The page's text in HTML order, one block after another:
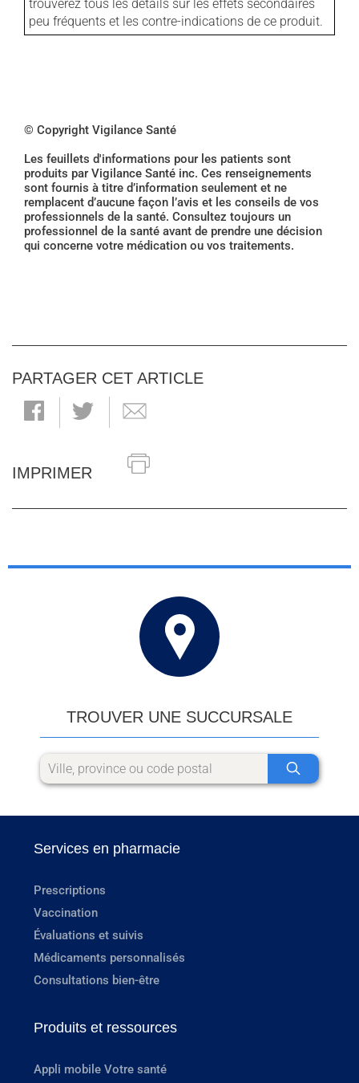
trouverez tous les détails sur les effets secondaires
peu fréquents et les contre-indications de ce produit.
© Copyright Vigilance Santé
Les feuillets d'informations pour les patients sont
produits par Vigilance Santé inc. Ces renseignements
sont fournis à titre d’information seulement et ne
remplacent d’aucune façon l’avis et les conseils de vos
professionnels de la santé. Consultez toujours un
professionnel de la santé avant de prendre une décision
qui concerne votre médication ou vos traitements.
PARTAGER CET ARTICLE
IMPRIMER
TROUVER UNE SUCCURSALE
Services en pharmacie
Prescriptions
Vaccination
Évaluations et suivis
Médicaments personnalisés
Consultations bien-être
Produits et ressources
Appli mobile Votre santé